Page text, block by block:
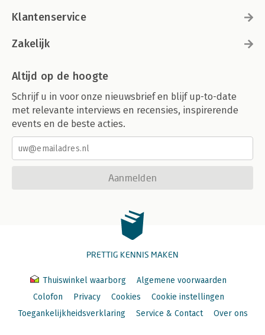
Klantenservice
Zakelijk
Altijd op de hoogte
Schrijf u in voor onze nieuwsbrief en blijf up-to-date
met relevante interviews en recensies, inspirerende
events en de beste acties.
Aanmelden
PRETTIG KENNIS MAKEN
Thuiswinkel waarborg
Algemene voorwaarden
Colofon
Privacy Cookies
Cookie instellingen
Toegankelijkheidsverklaring
Service & Contact Over ons